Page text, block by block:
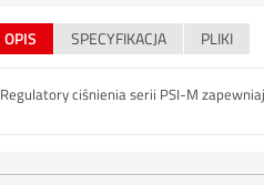
OPIS SPECYFIKACJA PLIKI
Regulatory ciśnienia serii PSI-M